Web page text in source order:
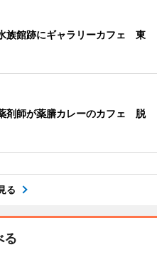
族館跡にギャラリーカフェ 東
剤師が薬膳カレーのカフェ 脱
る
る